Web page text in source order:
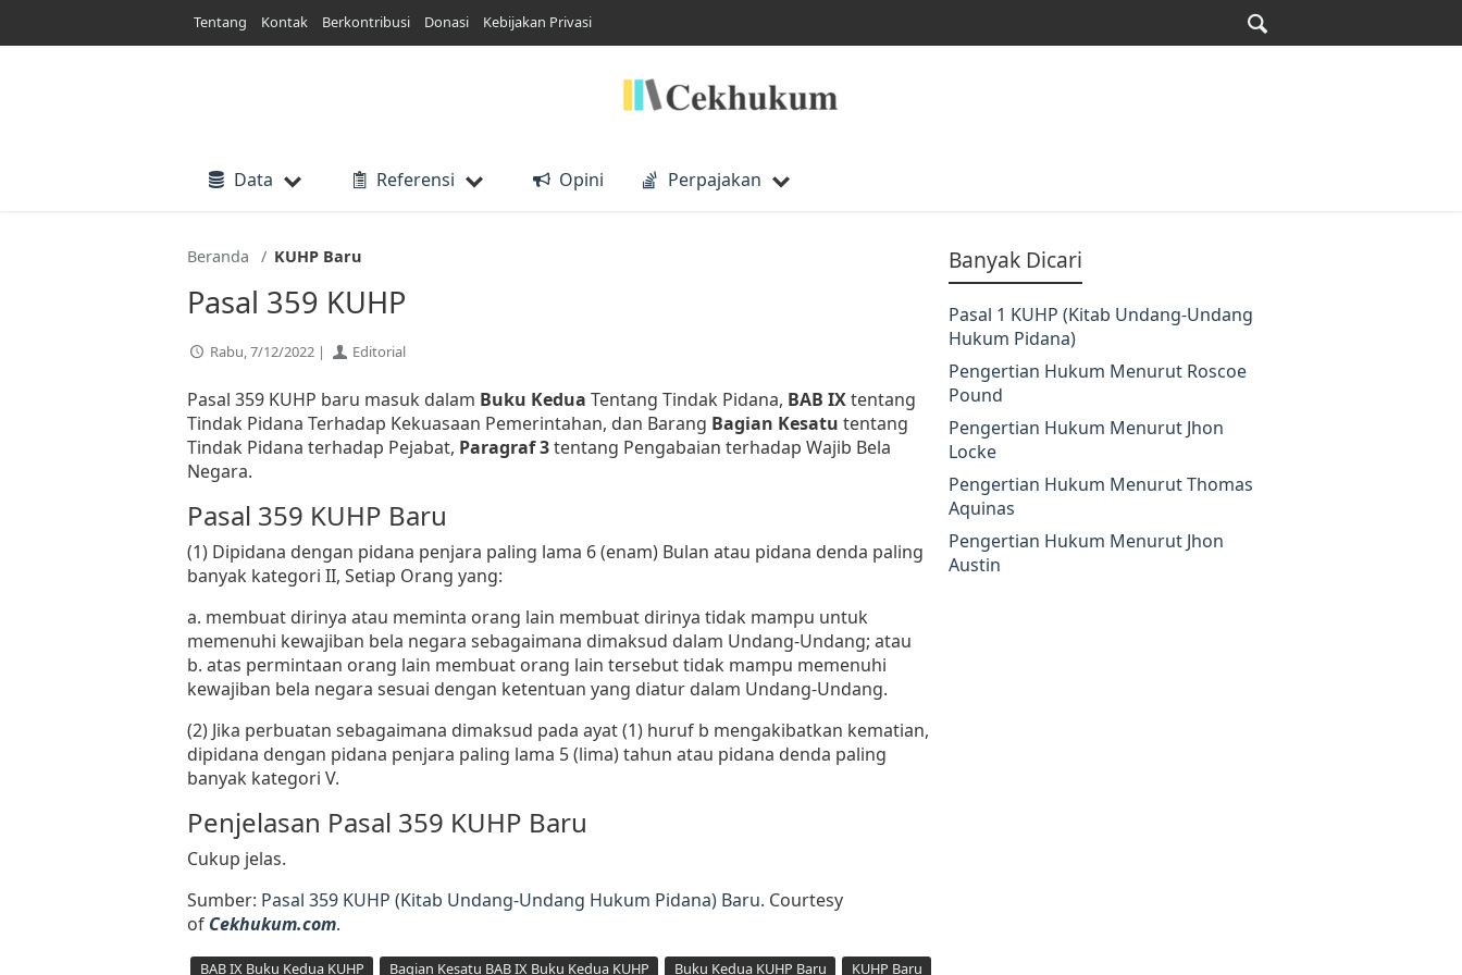
Tentang Kontak Berkontribusi Donasi Kebijakan Privasi
Data Referensi Opini Perpajakan
Beranda KUHP Baru
Pasal 359 KUHP
Rabu, 7/12/2022 | Editorial
Pasal 359 KUHP baru masuk dalam Buku Kedua Tentang Tindak Pidana, BAB IXtentang
Tindak Pidana Terhadap Kekuasaan Pemerintahan, dan Barang Bagian Kesatu tentang
Tindak Pidana terhadap Pejabat, Paragraf 3tentang Pengabaian terhadap Wajib Bela
Negara.
Pasal 359 KUHP Baru
(1) Dipidana dengan pidana penjara paling lama 6 (enam) Bulan atau pidana denda paling
banyak kategori II, Setiap Orang yang:
a. membuat dirinya atau meminta orang lain membuat dirinya tidak mampu untuk
memenuhi kewajiban bela negara sebagaimana dimaksud dalam Undang-Undang; atau
b. atas permintaan orang lain membuat orang lain tersebut tidak mampu memenuhi
kewajiban bela negara sesuai dengan ketentuan yang diatur dalam Undang-Undang.
(2) Jika perbuatan sebagaimana dimaksud pada ayat (1) huruf b mengakibatkan kematian,
dipidana dengan pidana penjara paling lama 5 (lima) tahun atau pidana denda paling
banyak kategori V.
Penjelasan Pasal 359 KUHP Baru
Cukup jelas.
Sumber: Pasal 359 KUHP (Kitab Undang-Undang Hukum Pidana) Baru. Courtesy
of Cekhukum.com.
BAB IX Buku Kedua KUHP Bagian Kesatu BAB IX Buku Kedua KUHP Buku Kedua KUHP Baru
KUHP Baru
Banyak Dicari
Pasal 1 KUHP (Kitab Undang-Undang
Hukum Pidana)
Pengertian Hukum Menurut Roscoe
Pound
Pengertian Hukum Menurut Jhon
Locke
Pengertian Hukum Menurut Thomas
Aquinas
Pengertian Hukum Menurut Jhon
Austin